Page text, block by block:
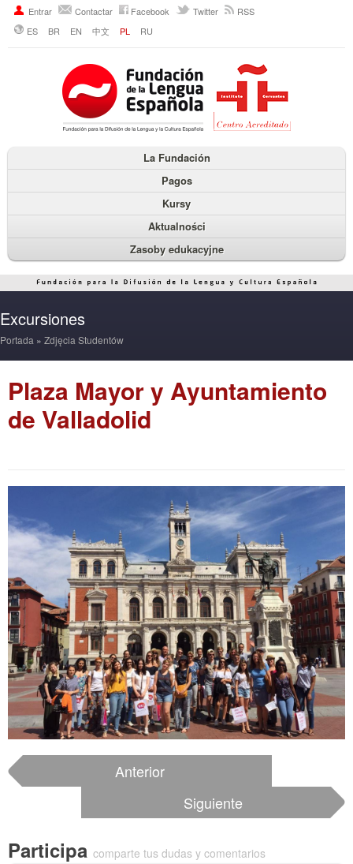
Entrar Contactar Facebook Twitter
RSS
ES
BR EN 中文 PL RU
La Fundación
Pagos
Kursy
Aktualności
Zasoby edukacyjne
Excursiones
Portada » Zdjęcia Studentów
Plaza Mayor y Ayuntamiento
de Valladolid
Anterior
Siguiente
Participa comparte tus dudas y comentarios